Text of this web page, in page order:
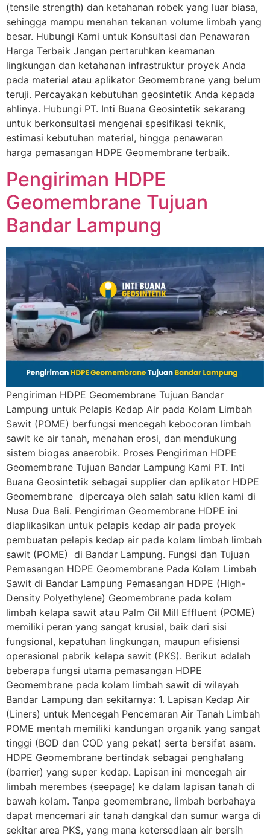
(tensile strength) dan ketahanan robek yang luar biasa,
sehingga mampu menahan tekanan volume limbah yang
besar. Hubungi Kami untuk Konsultasi dan Penawaran
Harga Terbaik Jangan pertaruhkan keamanan
lingkungan dan ketahanan infrastruktur proyek Anda
pada material atau aplikator Geomembrane yang belum
teruji. Percayakan kebutuhan geosintetik Anda kepada
ahlinya. Hubungi PT. Inti Buana Geosintetik sekarang
untuk berkonsultasi mengenai spesifikasi teknik,
estimasi kebutuhan material, hingga penawaran
harga pemasangan HDPE Geomembrane terbaik.
Pengiriman HDPE
Geomembrane Tujuan
Bandar Lampung
Pengiriman HDPE Geomembrane Tujuan Bandar
Lampung untuk Pelapis Kedap Air pada Kolam Limbah
Sawit (POME) berfungsi mencegah kebocoran limbah
sawit ke air tanah, menahan erosi, dan mendukung
sistem biogas anaerobik. Proses Pengiriman HDPE
Geomembrane Tujuan Bandar Lampung Kami PT. Inti
Buana Geosintetik sebagai supplier dan aplikator HDPE
Geomembrane dipercaya oleh salah satu klien kami di
Nusa Dua Bali. Pengiriman Geomembrane HDPE ini
diaplikasikan untuk pelapis kedap air pada proyek
pembuatan pelapis kedap air pada kolam limbah limbah
sawit (POME) di Bandar Lampung. Fungsi dan Tujuan
Pemasangan HDPE Geomembrane Pada Kolam Limbah
Sawit di Bandar Lampung Pemasangan HDPE (High-
Density Polyethylene) Geomembrane pada kolam
limbah kelapa sawit atau Palm Oil Mill Effluent (POME)
memiliki peran yang sangat krusial, baik dari sisi
fungsional, kepatuhan lingkungan, maupun efisiensi
operasional pabrik kelapa sawit (PKS). Berikut adalah
beberapa fungsi utama pemasangan HDPE
Geomembrane pada kolam limbah sawit di wilayah
Bandar Lampung dan sekitarnya: 1. Lapisan Kedap Air
(Liners) untuk Mencegah Pencemaran Air Tanah Limbah
POME mentah memiliki kandungan organik yang sangat
tinggi (BOD dan COD yang pekat) serta bersifat asam.
HDPE Geomembrane bertindak sebagai penghalang
(barrier) yang super kedap. Lapisan ini mencegah air
limbah merembes (seepage) ke dalam lapisan tanah di
bawah kolam. Tanpa geomembrane, limbah berbahaya
dapat mencemari air tanah dangkal dan sumur warga di
sekitar area PKS, yang mana ketersediaan air bersih